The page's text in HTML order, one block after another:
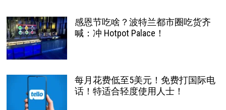
感恩节吃啥？波特兰都市圈吃货齐
喊：冲 Hotpot Palace！
每月花费低至5美元！免费打国际电
话！特适合轻度使用人士！